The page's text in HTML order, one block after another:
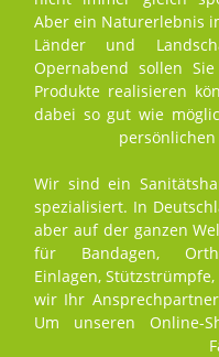
Aber ein Naturerlebnis
Länder und
Opernabend sollen
Produkte realisieren
dabei so gut wie
Wir sind ein
spezialisiert. In
aber auf der ganzen
für Bandagen,
Einlagen,
wir Ihr
Um unseren Online-